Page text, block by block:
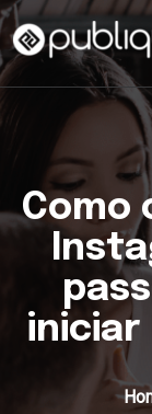
Como
iniciar